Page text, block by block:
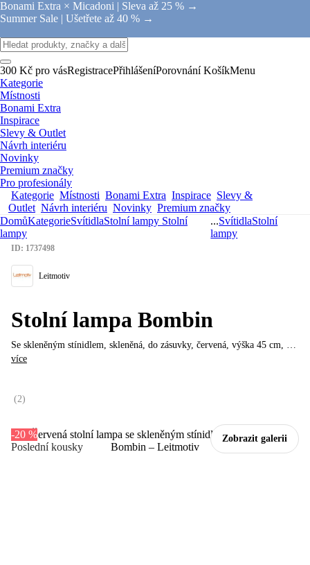
Bonami Extra × Micadoni | Sleva až 25 % →
Summer Sale | Ušetřete až 40 % →
300 Kč pro vásRegistracePřihlášeníPorovnání KošíkMenu
Kategorie
Místnosti
Bonami Extra
Inspirace
Slevy & Outlet
Návrh interiéru
Novinky
Premium značky
Pro profesionály
Kategorie Místnosti Bonami Extra Inspirace Slevy &
Outlet Návrh interiéru Novinky Premium značky
DomůKategorieSvítidlaStolní lampy Stolní
lampy
...SvítidlaStolní
lampy
Zobrazit galerii
-20 %
Poslední kousky
ID: 1737498
Leitmotiv
Stolní lampa Bombin
Se skleněným stínidlem, skleněná, do zásuvky, červená, výška 45 cm, …
více
(2)